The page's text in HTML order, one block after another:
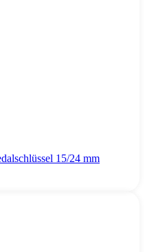
15/24 mm